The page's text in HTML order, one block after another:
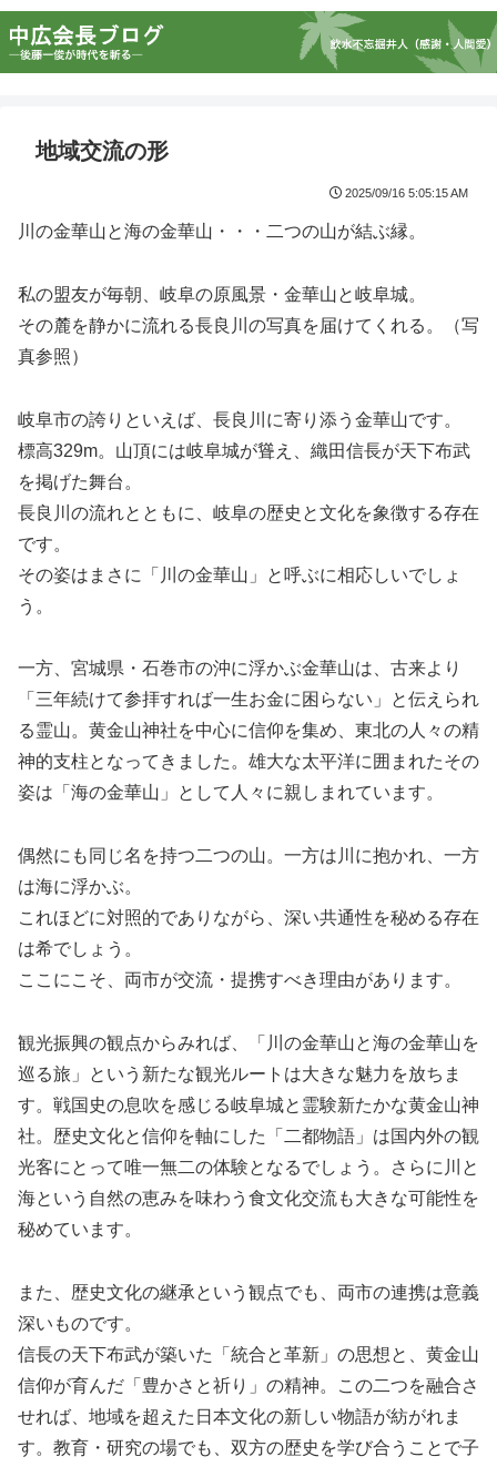
地域交流の形
2025/09/16 5:05:15 AM
川の金華山と海の金華山・・・二つの山が結ぶ縁。
私の盟友が毎朝、岐阜の原風景・金華山と岐阜城。
その麓を静かに流れる長良川の写真を届けてくれる。（写
真参照）
岐阜市の誇りといえば、長良川に寄り添う金華山です。
標高329m。山頂には岐阜城が聳え、織田信長が天下布武
を掲げた舞台。
長良川の流れとともに、岐阜の歴史と文化を象徴する存在
です。
その姿はまさに「川の金華山」と呼ぶに相応しいでしょ
う。
一方、宮城県・石巻市の沖に浮かぶ金華山は、古来より
「三年続けて参拝すれば一生お金に困らない」と伝えられ
る霊山。黄金山神社を中心に信仰を集め、東北の人々の精
神的支柱となってきました。雄大な太平洋に囲まれたその
姿は「海の金華山」として人々に親しまれています。
偶然にも同じ名を持つ二つの山。一方は川に抱かれ、一方
は海に浮かぶ。
これほどに対照的でありながら、深い共通性を秘める存在
は希でしょう。
ここにこそ、両市が交流・提携すべき理由があります。
観光振興の観点からみれば、「川の金華山と海の金華山を
巡る旅」という新たな観光ルートは大きな魅力を放ちま
す。戦国史の息吹を感じる岐阜城と霊験新たかな黄金山神
社。歴史文化と信仰を軸にした「二都物語」は国内外の観
光客にとって唯一無二の体験となるでしょう。さらに川と
海という自然の恵みを味わう食文化交流も大きな可能性を
秘めています。
また、歴史文化の継承という観点でも、両市の連携は意義
深いものです。
信長の天下布武が築いた「統合と革新」の思想と、黄金山
信仰が育んだ「豊かさと祈り」の精神。この二つを融合さ
せれば、地域を超えた日本文化の新しい物語が紡がれま
す。教育・研究の場でも、双方の歴史を学び合うことで子